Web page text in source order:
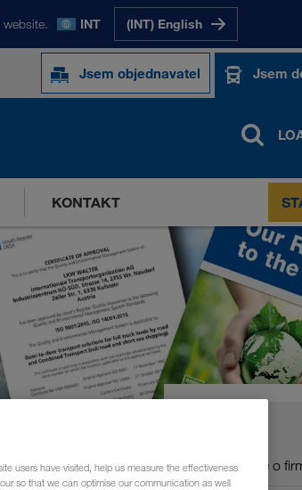
INT (INT) English
Jsem objednavatel Jsem
KONTAKT
Informace o
users have visited, help us measure the effectiveness
so that we can optimise our communication as well